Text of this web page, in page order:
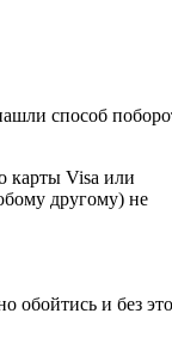
способ
карты Visa или
другому) не
обойтись и без